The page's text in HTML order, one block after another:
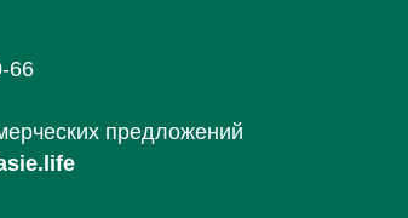
66
предложений